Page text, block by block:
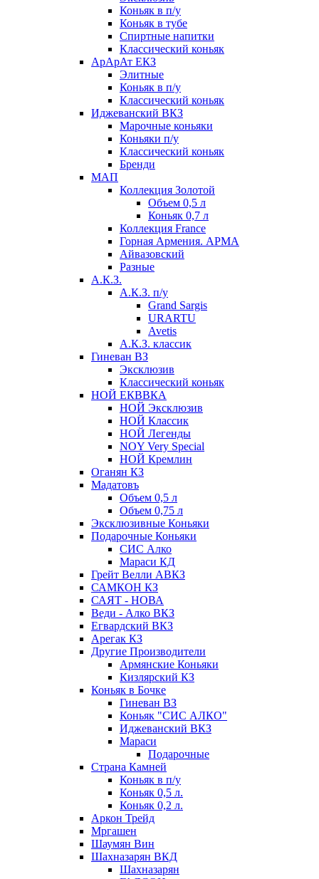
Коньяк в п/у
Коньяк в тубе
Спиртные напитки
Классический коньяк
АрАрАт ЕКЗ
Элитные
Коньяк в п/у
Классический коньяк
Иджеванский ВКЗ
Марочные коньяки
Коньяки п/у
Классический коньяк
Бренди
МАП
Коллекция Золотой
Объем 0,5 л
Коньяк 0,7 л
Коллекция France
Горная Армения. АРМА
Айвазовский
Разные
А.К.З.
А.К.З. п/у
Grand Sargis
URARTU
Avetis
А.К.З. классик
Гиневан ВЗ
Эксклюзив
Классический коньяк
НОЙ ЕКВВКА
НОЙ Эксклюзив
НОЙ Классик
НОЙ Легенды
NOY Very Speсial
НОЙ Кремлин
Оганян КЗ
Мадатовъ
Объем 0,5 л
Объем 0,75 л
Эксклюзивные Коньяки
Подарочные Коньяки
СИС Алко
Мараси КД
Грейт Велли АВКЗ
САМКОН КЗ
САЯТ - НОВА
Веди - Алко ВКЗ
Егвардский ВКЗ
Арегак КЗ
Другие Производители
Армянские Коньяки
Кизлярский КЗ
Коньяк в Бочке
Гиневан ВЗ
Коньяк "СИС АЛКО"
Иджеванский ВКЗ
Мараси
Подарочные
Страна Камней
Коньяк в п/у
Коньяк 0,5 л.
Коньяк 0,2 л.
Аркон Трейд
Мргашен
Шаумян Вин
Шахназарян ВКД
Шахназарян